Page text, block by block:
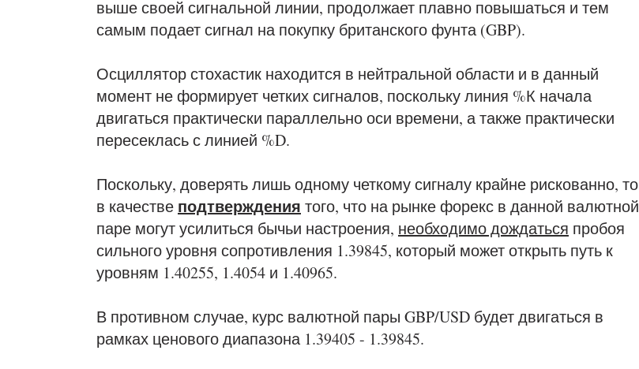
выше своей сигнальной линии, продолжает плавно повышаться и тем
самым подает сигнал на покупку британского фунта (GBP).
Осциллятор стохастик находится в нейтральной области и в данный
момент не формирует четких сигналов, поскольку линия %К начала
двигаться практически параллельно оси времени, а также практически
пересеклась с линией %D.
Поскольку, доверять лишь одному четкому сигналу крайне рискованно, то
в качестве подтверждения того, что на рынке форекс в данной валютной
паре могут усилиться бычьи настроения, необходимо дождаться пробоя
сильного уровня сопротивления 1.39845, который может открыть путь к
уровням 1.40255, 1.4054 и 1.40965.
В противном случае, курс валютной пары GBP/USD будет двигаться в
рамках ценового диапазона 1.39405 - 1.39845.